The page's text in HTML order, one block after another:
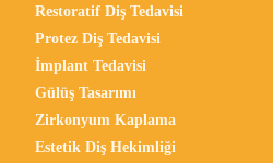
Restoratif Diş Tedavisi
Protez Diş Tedavisi
İmplant Tedavisi
Gülüş Tasarımı
Zirkonyum Kaplama
Estetik Diş Hekimliği